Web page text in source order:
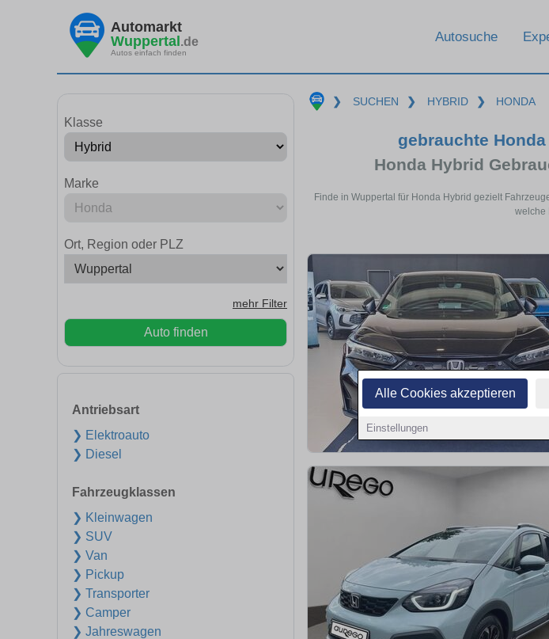
Alle Cookies akzeptieren
Einstellungen
Automarkt
Wuppertal.de
Autos einfach finden
Autosuche
Klasse
Marke
Ort, Region oder PLZ
mehr Filter
Auto finden
Antriebsart
❯ Elektroauto
❯ Diesel
Fahrzeugklassen
❯ Kleinwagen
❯ SUV
❯ Van
❯ Pickup
❯ Transporter
❯ Camper
❯ Jahreswagen
❯ SUCHEN ❯ HYBRID ❯ HONDA
gebrauchte
Honda Hybrid
Finde in Wuppertal für Honda Hybrid gezielt
welche